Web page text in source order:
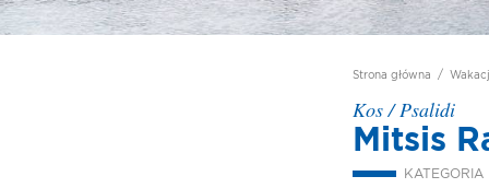
Strona główna /
Kos/Psalidi
Mitsis